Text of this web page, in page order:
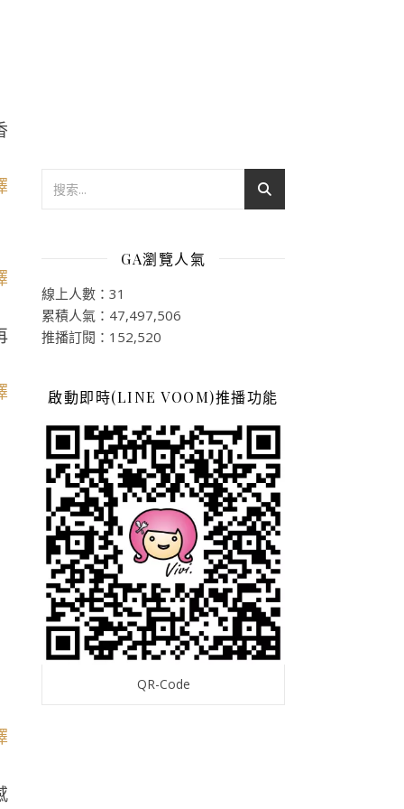
GA瀏覽人氣
線上人數：31
累積人氣：47,497,506
推播訂閱：152,520
啟動即時(LINE VOOM)推播功能
QR-Code